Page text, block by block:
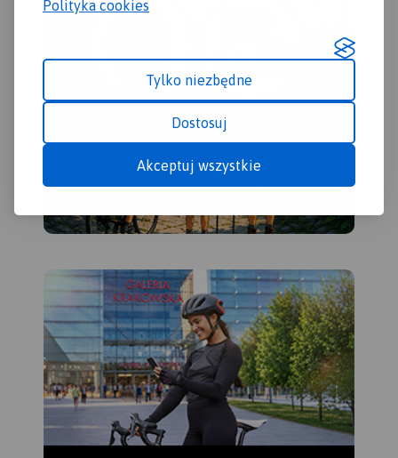
Polityka cookies
Tylko niezbędne
Dostosuj
Akceptuj wszystkie